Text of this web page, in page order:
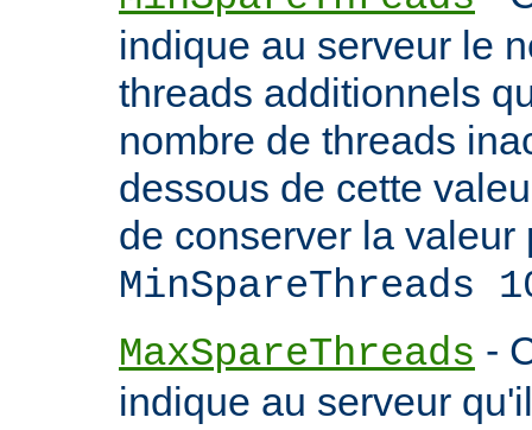
indique au serveur le
threads additionnels
nombre de threads
dessous de cette
de conserver la valeur
MinSpareThreads
MaxSpareThreads -
indique au serveur